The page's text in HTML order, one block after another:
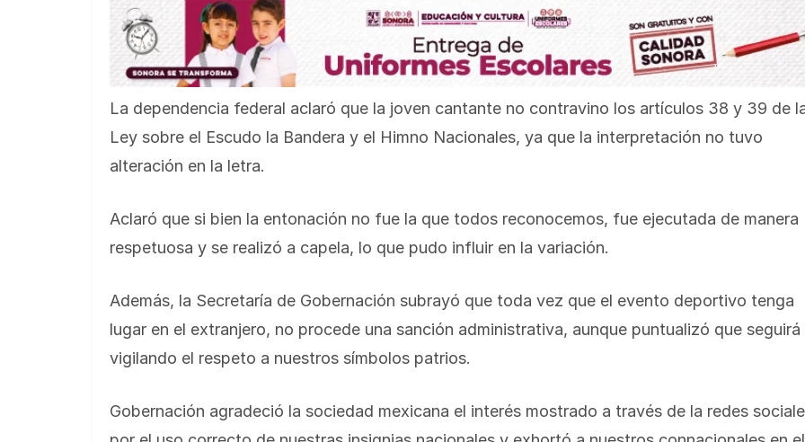
La dependencia federal aclaró que la joven cantante no contravino los artículos 38 y 39 de
Ley sobre el Escudo la Bandera y el Himno Nacionales, ya que la interpretación no tuvo
alteración en la letra.
Aclaró que si bien la entonación no fue la que todos reconocemos, fue ejecutada de manera
respetuosa y se realizó a capela, lo que pudo influir en la variación.
Además, la Secretaría de Gobernación subrayó que toda vez que el evento deportivo tenga
lugar en el extranjero, no procede una sanción administrativa, aunque puntualizó que seguirá
vigilando el respeto a nuestros símbolos patrios.
Gobernación agradeció la sociedad mexicana el interés mostrado a través de la redes